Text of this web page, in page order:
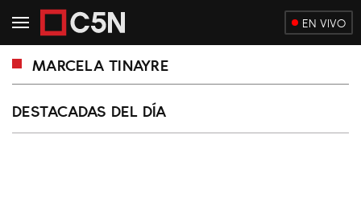
EN VIVO
MARCELA TINAYRE
DESTACADAS DEL DÍA